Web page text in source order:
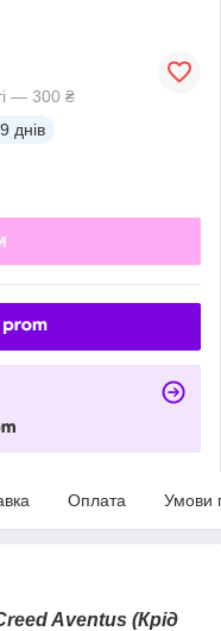
— 300 ₴
днів
Оплата Умови
Aventus (Крід